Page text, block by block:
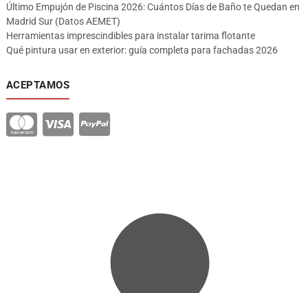
Último Empujón de Piscina 2026: Cuántos Días de Baño te Quedan en
Madrid Sur (Datos AEMET)
Herramientas imprescindibles para instalar tarima flotante
Qué pintura usar en exterior: guía completa para fachadas 2026
ACEPTAMOS